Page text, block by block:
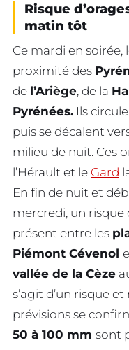
Risque
matin tôt
Ce mardi en soirée,
proximité des
de l’Ariège, de la
Pyrénées. Ils
puis se décalent
milieu de nuit. Ces
l’Hérault et le Gard
En fin de nuit et
mercredi, un risque
présent entre les
Piémont Cévenol
vallée de la Cèze
s’agit d’un risque
prévisions se
50 à 100 mm sont